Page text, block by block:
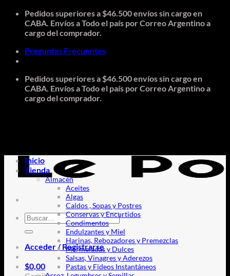
Saltar
contenido
Pedidos superiores a $46.500 envíos sin cargo en
CABA. Envíos a Todo el país por Correo Argentino a
cargo del comprador.
Preguntas Frecuentes
Pedidos superiores a $46.500 envíos sin cargo en
CABA. Envíos a Todo el país por Correo Argentino a
cargo del comprador.
Buscar
por:
Acceder / Registrarse
$0,00
Inicio
Tienda
Almacén
Aceites
Algas
Caldos , Sopas y Postres
Conservas y Encurtidos
Condimentos
Endulzantes y Miel
Harinas, Rebozadores y Premezclas
Mermeladas y Dulces
Salsas, Vinagres y Aderezos
Pastas y Fideos Instantáneos